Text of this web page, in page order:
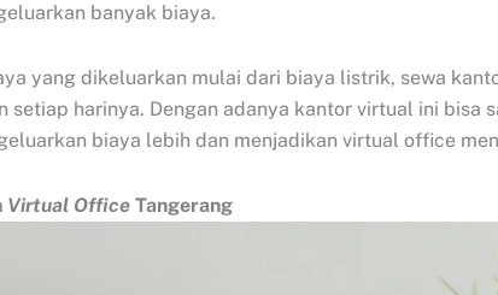
banyak biaya.
yang dikeluarkan mulai dari biaya listrik, sewa
setiap harinya. Dengan adanya kantor virtual ini bisa
biaya lebih dan menjadikan virtual office
Virtual Office Tangerang